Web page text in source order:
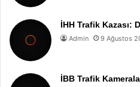
İHH Trafik Kazası:
Admin 9 Ağustos
İBB Trafik